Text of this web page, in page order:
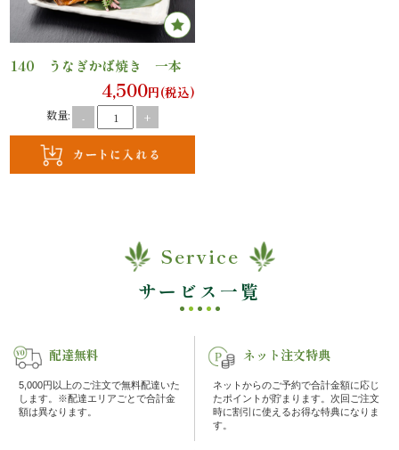
ン
チ
会・
慰
イ
ベ
ン
140 うなぎかば焼き 一本
4,500円(税込)
数量: - +
Service
サービス一覧
配達無料
5,000円以上のご注文で無料配達いた
します。※配達エリアごとで合計金
額は異なります。
ネット注文特典
ネットからのご予約で合計金額に応じ
たポイントが貯まります。次回ご注文
時に割引に使えるお得な特典になりま
す。